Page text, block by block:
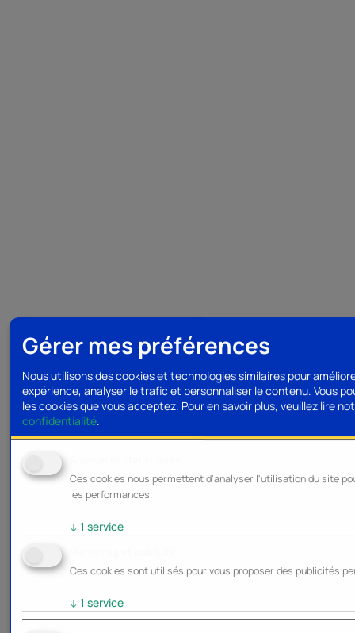
Gérer mes préférences
Nous utilisons des cookies et technologies similaires pour
expérience, analyser le trafic et personnaliser le contenu. Vous
les cookies que vous acceptez. Pour en savoir plus, veuillez lire
confidentialité.
Ces cookies nous permettent d'analyser l'utilisation du site
les performances.
↓ 1 service
Ces cookies sont utilisés pour vous proposer des publicités
↓ 1 service